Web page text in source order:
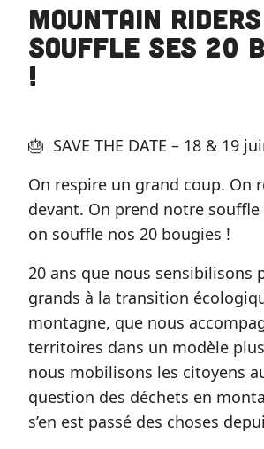
Mountain Riders
souffle ses 20
!
🎂 SAVE THE DATE – 18 & 19
On respire un grand coup. On
devant. On prend notre souffle
on souffle nos 20 bougies !
20 ans que nous sensibilisons
grands à la transition
montagne, que nous
territoires dans un modèle
nous mobilisons les citoyens
question des déchets en
s’en est passé des choses